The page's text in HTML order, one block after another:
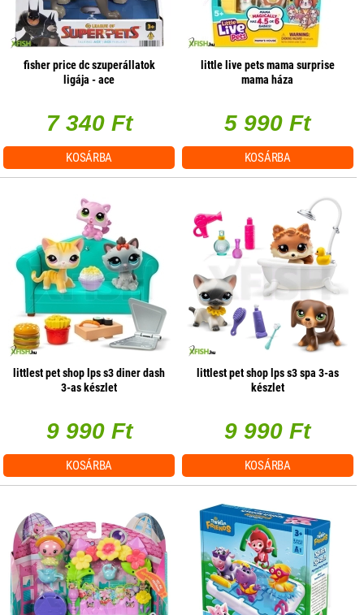
fisher price dc szuperállatok
ligája - ace
7 340 Ft
KOSÁRBA
little live pets mama surprise
mama háza
5 990 Ft
KOSÁRBA
littlest pet shop lps s3 diner dash
3-as készlet
9 990 Ft
KOSÁRBA
littlest pet shop lps s3 spa 3-as
készlet
9 990 Ft
KOSÁRBA